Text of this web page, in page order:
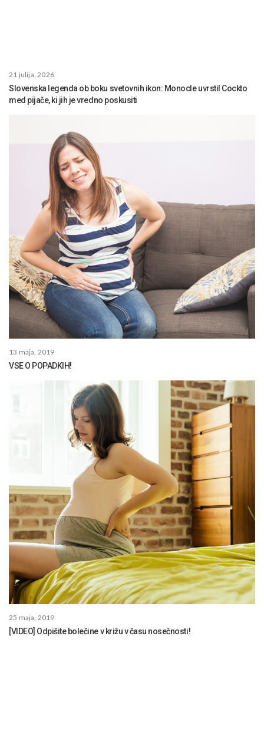
21 julija, 2026
Slovenska legenda ob boku svetovnih ikon: Monocle uvrstil Cockto
med pijače, ki jih je vredno poskusiti
13 maja, 2019
VSE O POPADKIH!
25 maja, 2019
[VIDEO] Odpišite bolečine v križu v času nosečnosti!